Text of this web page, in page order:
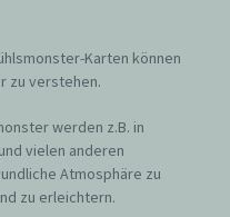
Karten können
zu verstehen.
werden z.B. in
vielen anderen
Atmosphäre zu
zu erleichtern.